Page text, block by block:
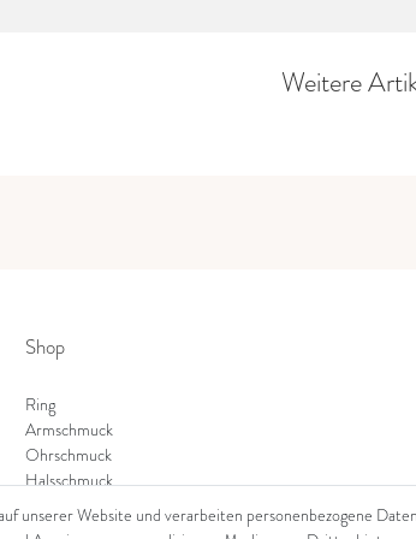
Weitere
Shop
Ring
Armschmuck
Ohrschmuck
Halsschmuck
unserer Website und verarbeiten personenbezogene